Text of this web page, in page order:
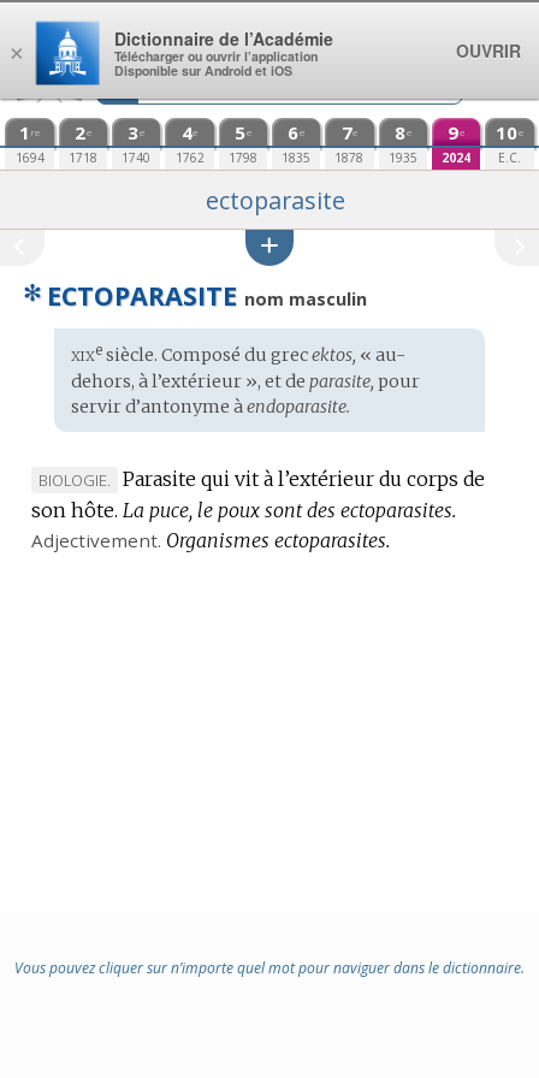
Aller au contenu
1 re
1694
2e
1718
3e
1740
4e
1762
5e
1798
6e
1835
7e
1878
8e
1935
9e
2024
10e
E.C.
ectoparasite
✻ ECTOPARASITE nom masculin
Étymologie
:
xixesiècle. Composé du grecektos, « au-
dehors, à l’extérieur », et de parasite, pour
servir d’antonyme àendoparasite.
MARQUE
DE
DOMAINE
BIOLOGIE.
Parasite qui vit à l’extérieur du corps de
son hôte. La puce, le poux sont des ectoparasites.
Adjectivement. Organismes ectoparasites.
Vous pouvez cliquer sur n’importe quel mot pour naviguer dans le dictionnaire.
×
Dictionnaire de l’Académie
Télécharger ou ouvrir l’application
Disponible sur Android et iOS
OUVRIR